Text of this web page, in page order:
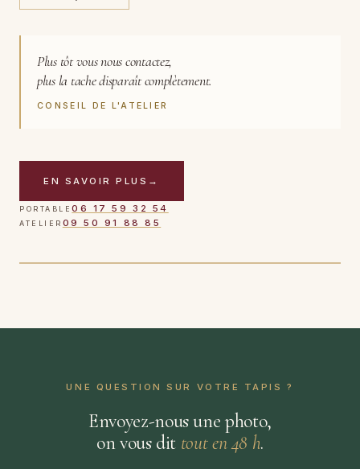
Plus tôt vous nous contactez,
plus la tache disparaît complètement.
CONSEIL DE L'ATELIER
EN SAVOIR PLUS →
PORTABLE06 17 59 32 54
ATELIER 09 50 91 88 85
CAS TRAITÉ
Tapis persan · tache de vin rouge · 24 h après intervention
UNE QUESTION SUR VOTRE TAPIS ?
Envoyez-nous une photo,
on vous dit tout en 48 h.